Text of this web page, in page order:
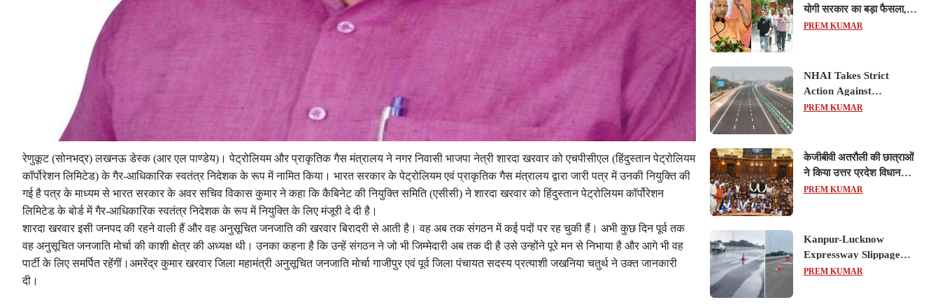
रेणुकूट (सोनभद्र) लखनऊ डेस्क (आर एल पाण्डेय)। पेट्रोलियम और प्राकृतिक गैस मंत्रालय ने नगर निवासी भाजपा नेत्री शारदा खरवार को एचपीसीएल (हिंदुस्तान पेट्रोलियम
कॉर्पोरेशन लिमिटेड) के गैर-आधिकारिक स्वतंत्र निदेशक के रूप में नामित किया। भारत सरकार के पेट्रोलियम एवं प्राकृतिक गैस मंत्रालय द्वारा जारी पत्र में उनकी नियुक्ति की
गई है पत्र के माध्यम से भारत सरकार के अवर सचिव विकास कुमार ने कहा कि कैबिनेट की नियुक्ति समिति (एसीसी) ने शारदा खरवार को हिंदुस्तान पेट्रोलियम कॉर्पोरेशन
लिमिटेड के बोर्ड में गैर-आधिकारिक स्वतंत्र निदेशक के रूप में नियुक्ति के लिए मंजूरी दे दी है।
शारदा खरवार इसी जनपद की रहने वाली हैं और वह अनुसूचित जनजाति की खरवार बिरादरी से आती है। वह अब तक संगठन में कई पदों पर रह चुकी हैं। अभी कुछ दिन पूर्व तक
वह अनुसूचित जनजाति मोर्चा की काशी क्षेत्र की अध्यक्ष थी। उनका कहना है कि उन्हें संगठन ने जो भी जिम्मेदारी अब तक दी है उसे उन्होंने पूरे मन से निभाया है और आगे भी वह
पार्टी के लिए समर्पित रहेंगीं।अमरेंद्र कुमार खरवार जिला महामंत्री अनुसूचित जनजाति मोर्चा गाजीपुर एवं पूर्व जिला पंचायत सदस्य प्रत्याशी जखनिया चतुर्थ ने उक्त जानकारी
दी।
योगी सरकार का बड़ा फैसला,
यूपी में 3 नए प्राइवेट
PREM KUMAR
NHAI Takes Strict
Action Against
Concessionaire,
Expressway Issues
PREM KUMAR
केजीबीवी अतरौली की छात्राओं
ने किया उत्तर प्रदेश विधानसभा
का शैक्षिक भ्रमण, लोकतांत्रिक
PREM KUMAR
Kanpur-Lucknow
Expressway Slippage
Action: कानपुर-लखनऊ
PREM KUMAR